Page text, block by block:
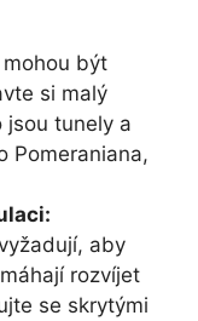
mohou být
si malý
jsou tunely a
Pomeraniana,
aby
rozvíjet
se skrytými